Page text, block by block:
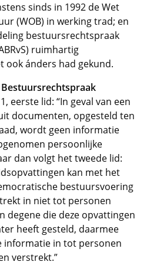
sinds in 1992 de Wet
(WOB) in werking trad; en
bestuursrechtspraak
ruimhartig
ook ánders had gekund.
eerste lid: “In geval van een
documenten, opgesteld ten
wordt geen informatie
persoonlijke
dan volgt het tweede lid:
kan met het
bestuursvoering
in niet tot personen
degene die deze opvattingen
heeft gesteld, daarmee
informatie in tot personen
verstrekt.”